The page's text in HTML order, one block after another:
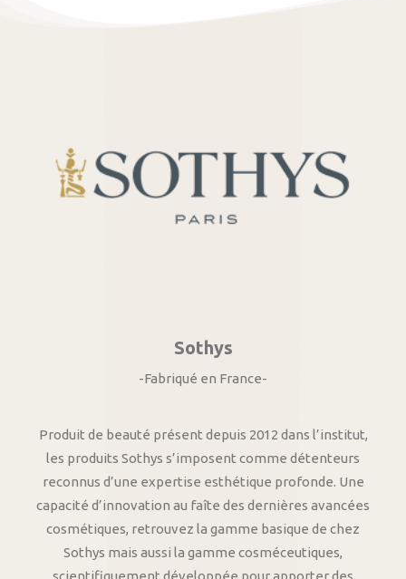
Sothys
-Fabriqué en France-
Produit de beauté présent depuis 2012 dans l’institut,
les produits Sothys s’imposent comme détenteurs
reconnus d’une expertise esthétique profonde. Une
capacité d’innovation au faîte des dernières avancées
cosmétiques, retrouvez la gamme basique de chez
Sothys mais aussi la gamme cosméceutiques,
scientifiquement développée pour apporter des